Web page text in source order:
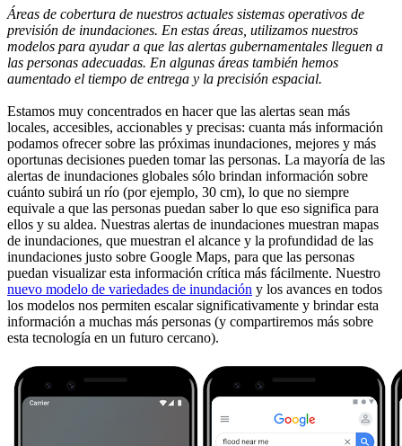
Áreas de cobertura de nuestros actuales sistemas operativos de
previsión de inundaciones. En estas áreas, utilizamos nuestros
modelos para ayudar a que las alertas gubernamentales lleguen a
las personas adecuadas. En algunas áreas también hemos
aumentado el tiempo de entrega y la precisión espacial.
Estamos muy concentrados en hacer que las alertas sean más
locales, accesibles, accionables y precisas: cuanta más información
podamos ofrecer sobre las próximas inundaciones, mejores y más
oportunas decisiones pueden tomar las personas. La mayoría de las
alertas de inundaciones globales sólo brindan información sobre
cuánto subirá un río (por ejemplo, 30 cm), lo que no siempre
equivale a que las personas puedan saber lo que eso significa para
ellos y su aldea. Nuestras alertas de inundaciones muestran mapas
de inundaciones, que muestran el alcance y la profundidad de las
inundaciones justo sobre Google Maps, para que las personas
puedan visualizar esta información crítica más fácilmente. Nuestro
nuevo modelo de variedades de inundación y los avances en todos
los modelos nos permiten escalar significativamente y brindar esta
información a muchas más personas (y compartiremos más sobre
esta tecnología en un futuro cercano).